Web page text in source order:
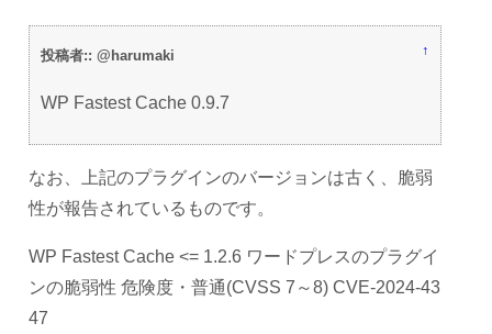
投稿者:: @harumaki ↑
WP Fastest Cache 0.9.7
なお、上記のプラグインのバージョンは古く、脆弱
性が報告されているものです。
WP Fastest Cache <= 1.2.6 ワードプレスのプラグイ
ンの脆弱性 危険度・普通(CVSS 7～8) CVE-2024-43
47